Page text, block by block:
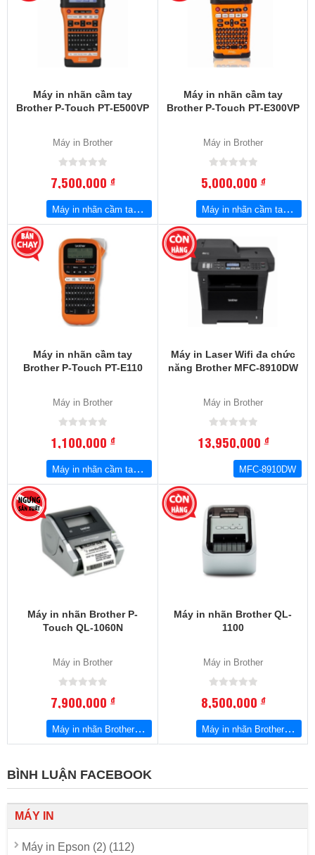
Máy in nhãn cầm tay
Brother P-Touch PT-E500VP
Máy in Brother
7,500,000đ
Máy in nhãn cầm tay Brother P-Touch PT-E500VP
Máy in nhãn cầm tay
Brother P-Touch PT-E300VP
Máy in Brother
5,000,000đ
Máy in nhãn cầm tay Brother P-Touch PT-E300VP
Máy in nhãn cầm tay
Brother P-Touch PT-E110
Máy in Brother
1,100,000đ
Máy in nhãn cầm tay Brother P-Touch PT-E110
Máy in Laser Wifi đa chức
năng Brother MFC-8910DW
Máy in Brother
13,950,000đ
MFC-8910DW
Máy in nhãn Brother P-
Touch QL-1060N
Máy in Brother
7,900,000đ
Máy in nhãn Brother P-Touch QL-1060N
Máy in nhãn Brother QL-
1100
Máy in Brother
8,500,000đ
Máy in nhãn Brother QL-1100
BÌNH LUẬN FACEBOOK
MÁY IN
Máy in Epson (2) (112)